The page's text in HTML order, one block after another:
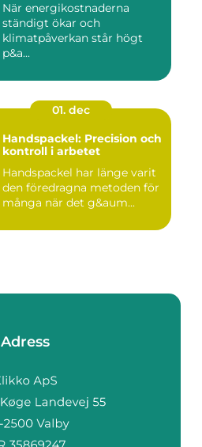
När energikostnaderna
ständigt ökar och
klimatpåverkan står högt
p&a...
01. dec
Handspackel: Precision och
kontroll i arbetet
Handspackel har länge varit
den föredragna metoden för
många när det g&aum...
Adress